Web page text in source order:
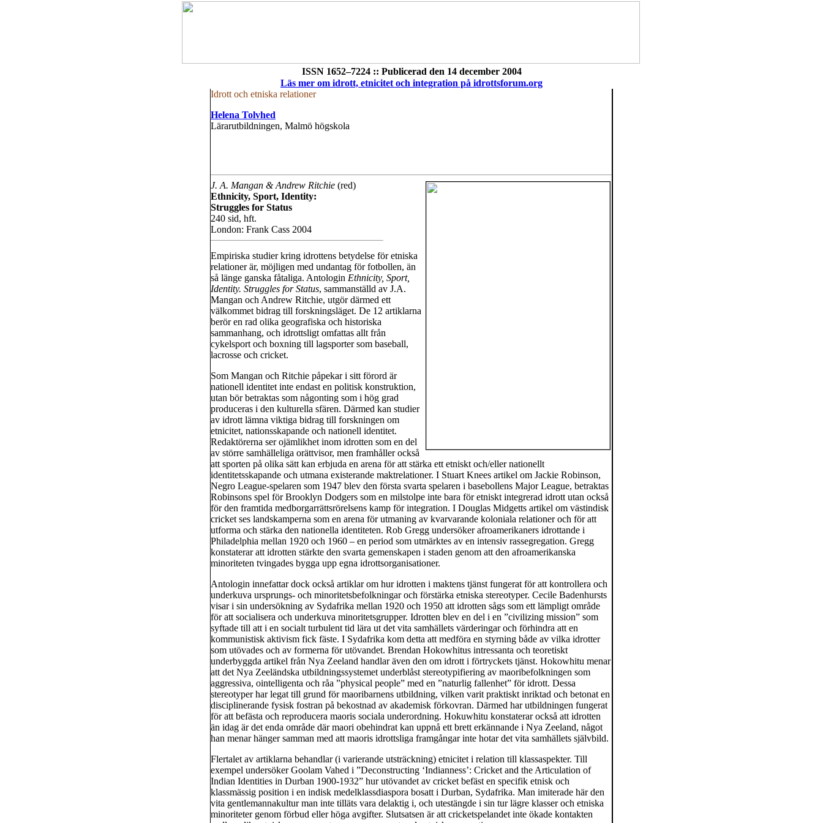
ISSN 1652–7224 :: Publicerad den 14 december 2004
Läs mer om idrott, etnicitet och integration på idrottsforum.org
Idrott och etniska relationer
Helena Tolvhed
Lärarutbildningen, Malmö högskola
J. A. Mangan & Andrew Ritchie (red)
Ethnicity, Sport, Identity:
Struggles for Status
240 sid, hft.
London: Frank Cass 2004
Empiriska studier kring idrottens betydelse för etniska
relationer är, möjligen med undantag för fotbollen, än
så länge ganska fåtaliga. Antologin Ethnicity, Sport,
Identity. Struggles for Status, sammanställd av J.A.
Mangan och Andrew Ritchie, utgör därmed ett
välkommet bidrag till forskningsläget. De 12 artiklarna
berör en rad olika geografiska och historiska
sammanhang, och idrottsligt omfattas allt från
cykelsport och boxning till lagsporter som baseball,
lacrosse och cricket.
Som Mangan och Ritchie påpekar i sitt förord är
nationell identitet inte endast en politisk konstruktion,
utan bör betraktas som någonting som i hög grad
produceras i den kulturella sfären. Därmed kan studier
av idrott lämna viktiga bidrag till forskningen om
etnicitet, nationsskapande och nationell identitet.
Redaktörerna ser ojämlikhet inom idrotten som en del
av större samhälleliga orättvisor, men framhåller också
att sporten på olika sätt kan erbjuda en arena för att stärka ett etniskt och/eller nationellt
identitetsskapande och utmana existerande maktrelationer. I Stuart Knees artikel om Jackie Robinson,
Negro League-spelaren som 1947 blev den första svarta spelaren i basebollens Major League, betraktas
Robinsons spel för Brooklyn Dodgers som en milstolpe inte bara för etniskt integrerad idrott utan också
för den framtida medborgarrättsrörelsens kamp för integration. I Douglas Midgetts artikel om västindisk
cricket ses landskamperna som en arena för utmaning av kvarvarande koloniala relationer och för att
utforma och stärka den nationella identiteten. Rob Gregg undersöker afroamerikaners idrottande i
Philadelphia mellan 1920 och 1960 – en period som utmärktes av en intensiv rassegregation. Gregg
konstaterar att idrotten stärkte den svarta gemenskapen i staden genom att den afroamerikanska
minoriteten tvingades bygga upp egna idrottsorganisationer.
Antologin innefattar dock också artiklar om hur idrotten i maktens tjänst fungerat för att kontrollera och
underkuva ursprungs- och minoritetsbefolkningar och förstärka etniska stereotyper. Cecile Badenhursts
visar i sin undersökning av Sydafrika mellan 1920 och 1950 att idrotten sågs som ett lämpligt område
för att socialisera och underkuva minoritetsgrupper. Idrotten blev en del i en ”civilizing mission” som
syftade till att i en socialt turbulent tid lära ut det vita samhällets värderingar och förhindra att en
kommunistisk aktivism fick fäste. I Sydafrika kom detta att medföra en styrning både av vilka idrotter
som utövades och av formerna för utövandet. Brendan Hokowhitus intressanta och teoretiskt
underbyggda artikel från Nya Zeeland handlar även den om idrott i förtryckets tjänst. Hokowhitu menar
att det Nya Zeeländska utbildningssystemet underblåst stereotypifiering av maoribefolkningen som
aggressiva, ointelligenta och råa ”physical people” med en ”naturlig fallenhet” för idrott. Dessa
stereotyper har legat till grund för maoribarnens utbildning, vilken varit praktiskt inriktad och betonat en
disciplinerande fysisk fostran på bekostnad av akademisk förkovran. Därmed har utbildningen fungerat
för att befästa och reproducera maoris sociala underordning. Hokuwhitu konstaterar också att idrotten
än idag är det enda område där maori obehindrat kan uppnå ett brett erkännande i Nya Zeeland, något
han menar hänger samman med att maoris idrottsliga framgångar inte hotar det vita samhällets självbild.
Flertalet av artiklarna behandlar (i varierande utsträckning) etnicitet i relation till klassaspekter. Till
exempel undersöker Goolam Vahed i ”Deconstructing ‘Indianness’: Cricket and the Articulation of
Indian Identities in Durban 1900-1932” hur utövandet av cricket befäst en specifik etnisk och
klassmässig position i en indisk medelklassdiaspora bosatt i Durban, Sydafrika. Man imiterade här den
vita gentlemannakultur man inte tilläts vara delaktig i, och utestängde i sin tur lägre klasser och etniska
minoriteter genom förbud eller höga avgifter. Slutsatsen är att cricketspelandet inte ökade kontakten